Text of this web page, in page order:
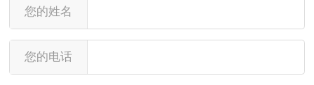
您的姓名
您的电话